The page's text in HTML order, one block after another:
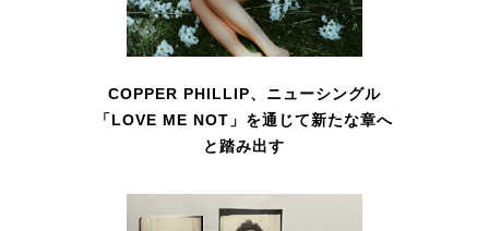
COPPER PHILLIP、ニューシングル
「LOVE ME NOT」を通じて新たな章へ
と踏み出す